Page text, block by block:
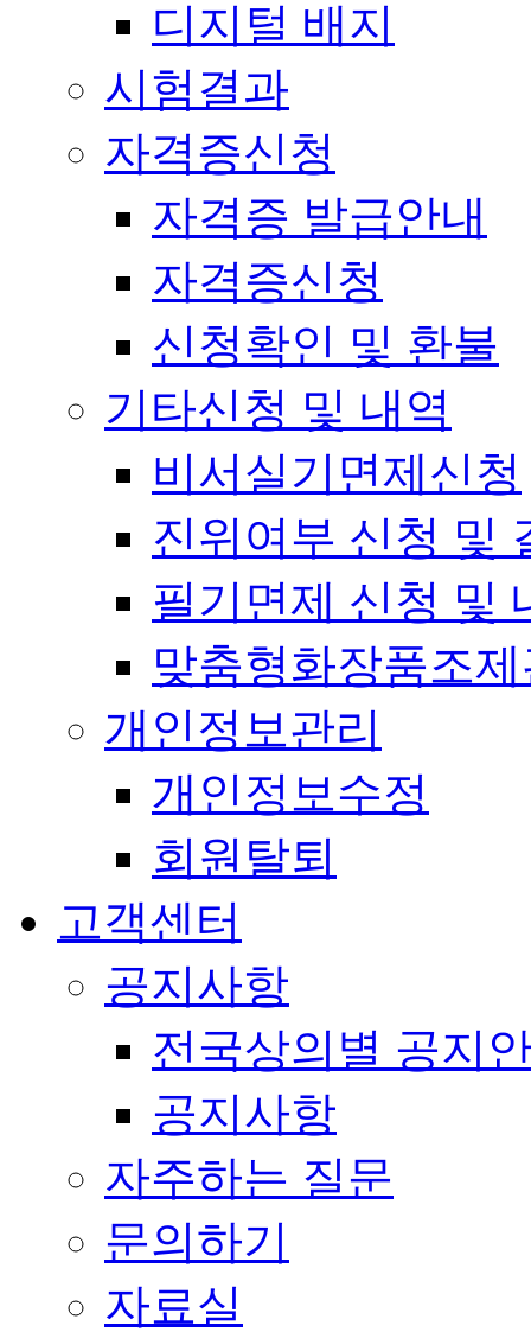
디지털 배지
시험결과
자격증신청
자격증 발급안내
자격증신청
신청확인 및 환불
기타신청 및 내역
비서실기면제신청
진위여부 신청 및
필기면제 신청 및
맞춤형화장품조
개인정보관리
개인정보수정
회원탈퇴
고객센터
공지사항
전국상의별 공지
공지사항
자주하는 질문
문의하기
자료실